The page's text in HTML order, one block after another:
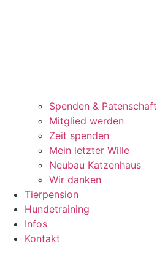
Spenden & Patenschaft
Mitglied werden
Zeit spenden
Mein letzter Wille
Neubau Katzenhaus
Wir danken
Tierpension
Hundetraining
Infos
Kontakt